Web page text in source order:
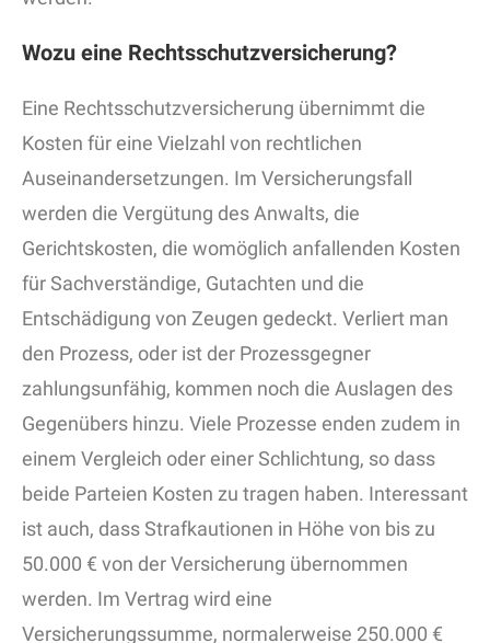
Wozu eine Rechtsschutzversicherung?
Eine Rechtsschutzversicherung übernimmt die
Kosten für eine Vielzahl von rechtlichen
Auseinandersetzungen. Im Versicherungsfall
werden die Vergütung des Anwalts, die
Gerichtskosten, die womöglich anfallenden Kosten
für Sachverständige, Gutachten und die
Entschädigung von Zeugen gedeckt. Verliert man
den Prozess, oder ist der Prozessgegner
zahlungsunfähig, kommen noch die Auslagen des
Gegenübers hinzu. Viele Prozesse enden zudem in
einem Vergleich oder einer Schlichtung, so dass
beide Parteien Kosten zu tragen haben. Interessant
ist auch, dass Strafkautionen in Höhe von bis zu
50.000 € von der Versicherung übernommen
werden. Im Vertrag wird eine
Versicherungssumme, normalerweise 250.000 €